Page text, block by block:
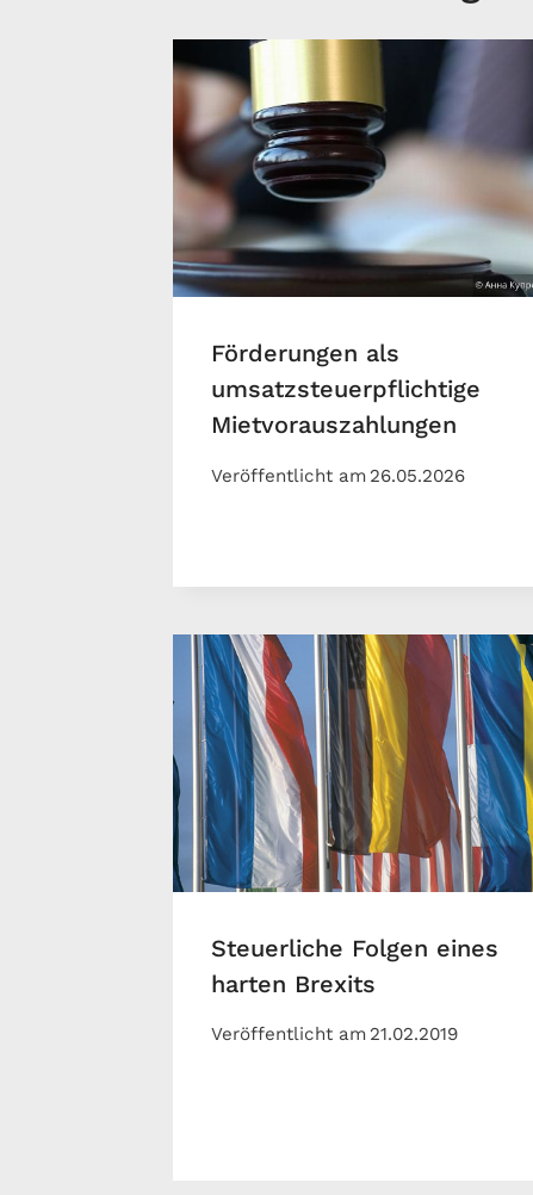
Förderungen als
umsatzsteuerpflichtige
Mietvorauszahlungen
Veröffentlicht am 26.05.2026
Steuerliche Folgen eines
harten Brexits
Veröffentlicht am 21.02.2019